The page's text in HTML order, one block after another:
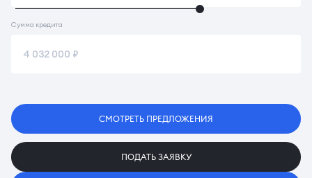
Сумма кредита
СМОТРЕТЬ ПРЕДЛОЖЕНИЯ
ПОДАТЬ ЗАЯВКУ